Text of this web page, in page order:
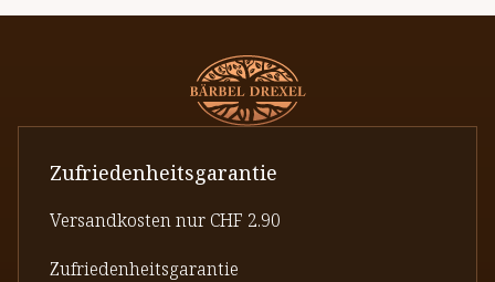
Zufriedenheitsgarantie
Versandkosten nur CHF 2.90
Zufriedenheitsgarantie